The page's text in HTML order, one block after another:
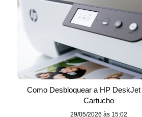
Como Desbloquear a HP DeskJet
Cartucho
29/05/2026 às 15:02